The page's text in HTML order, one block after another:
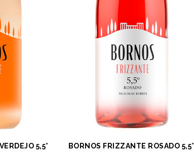
5,5° BORNOS FRIZZANTE ROSADO 5,5°